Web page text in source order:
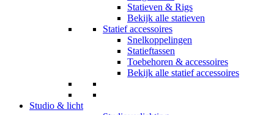
Statieven & Rigs
Bekijk alle statieven
Statief accessoires
Snelkoppelingen
Statieftassen
Toebehoren & accessoires
Bekijk alle statief accessoires
Studio & licht